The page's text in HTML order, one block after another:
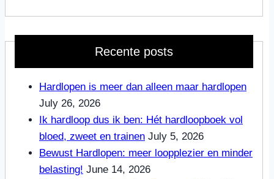
Recente posts
Hardlopen is meer dan alleen maar hardlopen
July 26, 2026
Ik hardloop dus ik ben: Hét hardloopboek vol
bloed, zweet en trainen July 5, 2026
Bewust Hardlopen: meer loopplezier en minder
belasting! June 14, 2026